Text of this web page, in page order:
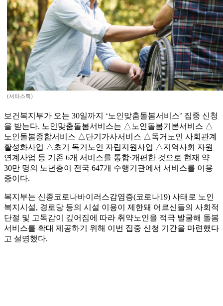
(셔터스톡)
보건복지부가 오는 30일까지 ‘노인맞춤돌봄서비스’ 집중 신청
을 받는다. 노인맞춤돌봄서비스는 △노인돌봄기본서비스 △
노인돌봄종합서비스 △단기가사서비스 △독거노인 사회관계
활성화사업 △초기 독거노인 자립지원사업 △지역사회 자원
연계사업 등 기존 6개 서비스를 통합·개편한 것으로 현재 약
30만 명의 노년층이 전국 647개 수행기관에서 서비스를 이용
중이다.
복지부는 신종코로나바이러스감염증(코로나19) 사태로 노인
복지시설, 경로당 등의 시설 이용이 제한돼 어르신들의 사회적
단절 및 고독감이 깊어짐에 따라 취약노인을 적극 발굴해 돌봄
서비스를 확대 제공하기 위해 이번 집중 신청 기간을 마련했다
고 설명했다.